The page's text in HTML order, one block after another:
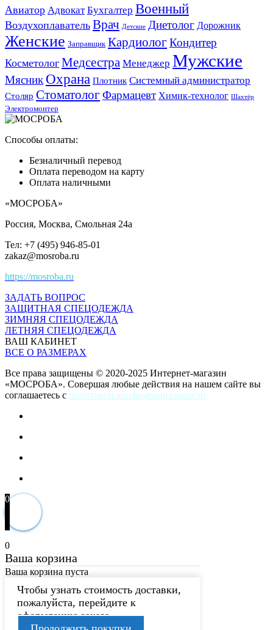
Авиатор Адвокат Бухгалтер Военный
Воздухоплаватель Врач Детские Диетолог Дорожник
Женские Заправщик Кардиолог Кондитер
Косметолог Медсестра Менеджер Мужские
Мясник Охрана Плотник Системный администратор
Столяр Стоматолог Фармацевт Химик-технолог Шахтёр
Электромонтер
Способы оплаты:
Безналичный перевод
Оплата переводом на карту
Оплата наличными
«МОСРОБА»
Россия, Москва, Смольная 24а
Тел: +7 (495) 946-85-01
zakaz@mosroba.ru
https://mosroba.ru
ЗАДАТЬ ВОПРОС
ЗАЩИТНАЯ СПЕЦОДЕЖДА
ЗИМНЯЯ СПЕЦОДЕЖДА
ЛЕТНЯЯ СПЕЦОДЕЖДА
ВАШ КАБИНЕТ
ВСЕ О РАЗМЕРАХ
Все права защищены © 2020-2025 Интернет-магазин
«МОСРОБА». Совершая любые действия на нашем сайте вы
соглашаетесь с политикой конфиденциальности
0
0
Ваша корзина
Ваша корзина пуста
Чтобы узнать стоимость доставки,
пожалуйста, перейдите к
оформлению заказа.